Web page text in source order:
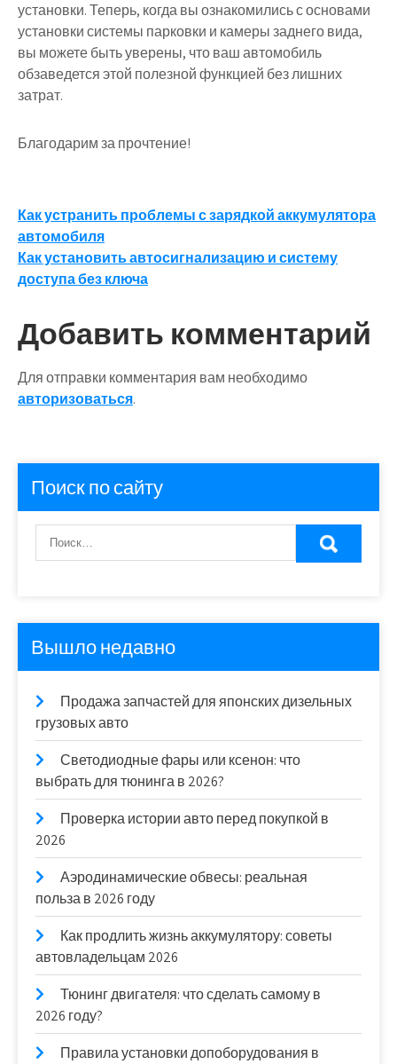
установки. Теперь, когда вы ознакомились с основами
установки системы парковки и камеры заднего вида,
вы можете быть уверены, что ваш автомобиль
обзаведется этой полезной функцией без лишних
затрат.
Благодарим за прочтение!
Навигация
по
записям
Как устранить проблемы с зарядкой аккумулятора
автомобиля
Как установить автосигнализацию и систему
доступа без ключа
Добавить комментарий
Для отправки комментария вам необходимо
авторизоваться.
Поиск по сайту
Вышло недавно
Продажа запчастей для японских дизельных
грузовых авто
Светодиодные фары или ксенон: что
выбрать для тюнинга в 2026?
Проверка истории авто перед покупкой в
2026
Аэродинамические обвесы: реальная
польза в 2026 году
Как продлить жизнь аккумулятору: советы
автовладельцам 2026
Тюнинг двигателя: что сделать самому в
2026 году?
Правила установки допоборудования в